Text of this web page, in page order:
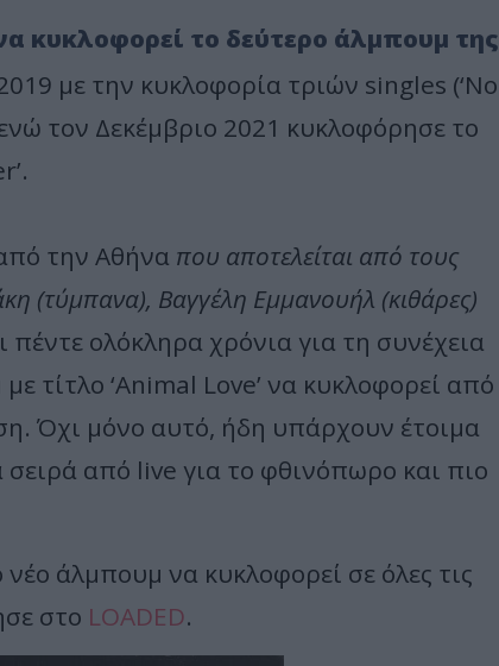
κυκλοφορεί το δεύτερο άλμπουμ της
με την κυκλοφορία τριών singles (‘No
ενώ τον Δεκέμβριο 2021 κυκλοφόρησε το
την Αθήνα που αποτελείται από τους
(τύμπανα), Βαγγέλη Εμμανουήλ (κιθάρες)
πέντε ολόκληρα χρόνια για τη συνέχεια
τίτλο ‘Animal Love’ να κυκλοφορεί από
Όχι μόνο αυτό, ήδη υπάρχουν έτοιμα
σειρά από live για το φθινόπωρο και πιο
άλμπουμ να κυκλοφορεί σε όλες τις
στο LOADED.